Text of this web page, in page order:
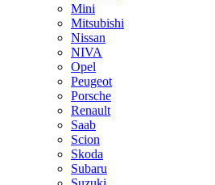
Mini
Mitsubishi
Nissan
NIVA
Opel
Peugeot
Porsche
Renault
Saab
Scion
Skoda
Subaru